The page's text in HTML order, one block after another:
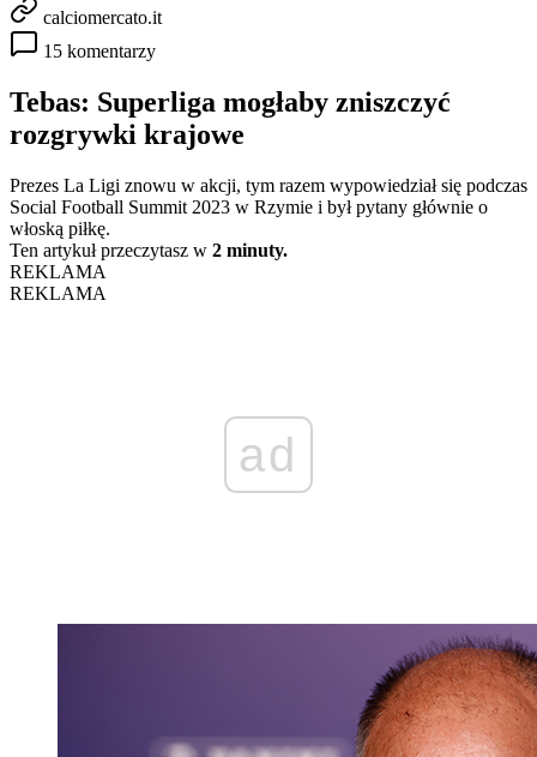
calciomercato.it
15 komentarzy
Tebas: Superliga mogłaby zniszczyć
rozgrywki krajowe
Prezes La Ligi znowu w akcji, tym razem wypowiedział się podczas
Social Football Summit 2023 w Rzymie i był pytany głównie o
włoską piłkę.
Ten artykuł przeczytasz w 2 minuty.
REKLAMA
REKLAMA
ad